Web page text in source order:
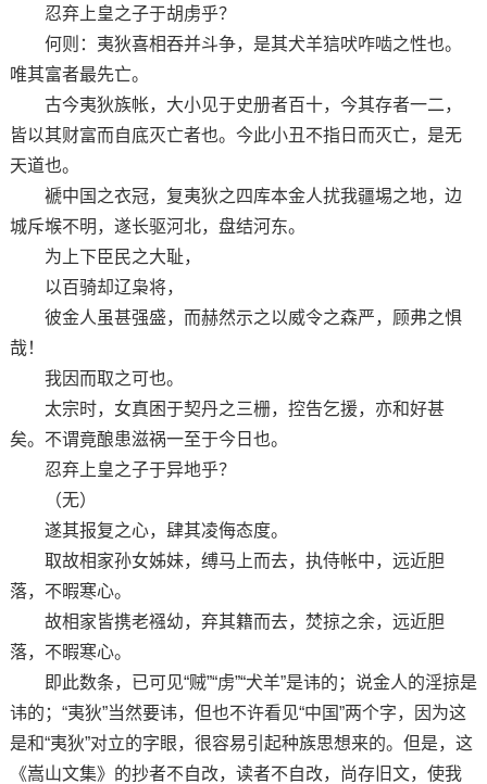
忍弃上皇之子于胡虏乎？
何则：夷狄喜相吞并斗争，是其犬羊狺吠咋啮之性也。
唯其富者最先亡。
古今夷狄族帐，大小见于史册者百十，今其存者一二，
皆以其财富而自底灭亡者也。今此小丑不指日而灭亡，是无
天道也。
褫中国之衣冠，复夷狄之四库本金人扰我疆埸之地，边
城斥堠不明，遂长驱河北，盘结河东。
为上下臣民之大耻，
以百骑却辽枭将，
彼金人虽甚强盛，而赫然示之以威令之森严，顾弗之惧
哉！
我因而取之可也。
太宗时，女真困于契丹之三栅，控告乞援，亦和好甚
矣。不谓竟酿患滋祸一至于今日也。
忍弃上皇之子于异地乎？
（无）
遂其报复之心，肆其凌侮态度。
取故相家孙女姊妹，缚马上而去，执侍帐中，远近胆
落，不暇寒心。
故相家皆携老襁幼，弃其籍而去，焚掠之余，远近胆
落，不暇寒心。
即此数条，已可见“贼”“虏”“犬羊”是讳的；说金人的淫掠是
讳的；“夷狄”当然要讳，但也不许看见“中国”两个字，因为这
是和“夷狄”对立的字眼，很容易引起种族思想来的。但是，这
《嵩山文集》的抄者不自改，读者不自改，尚存旧文，使我